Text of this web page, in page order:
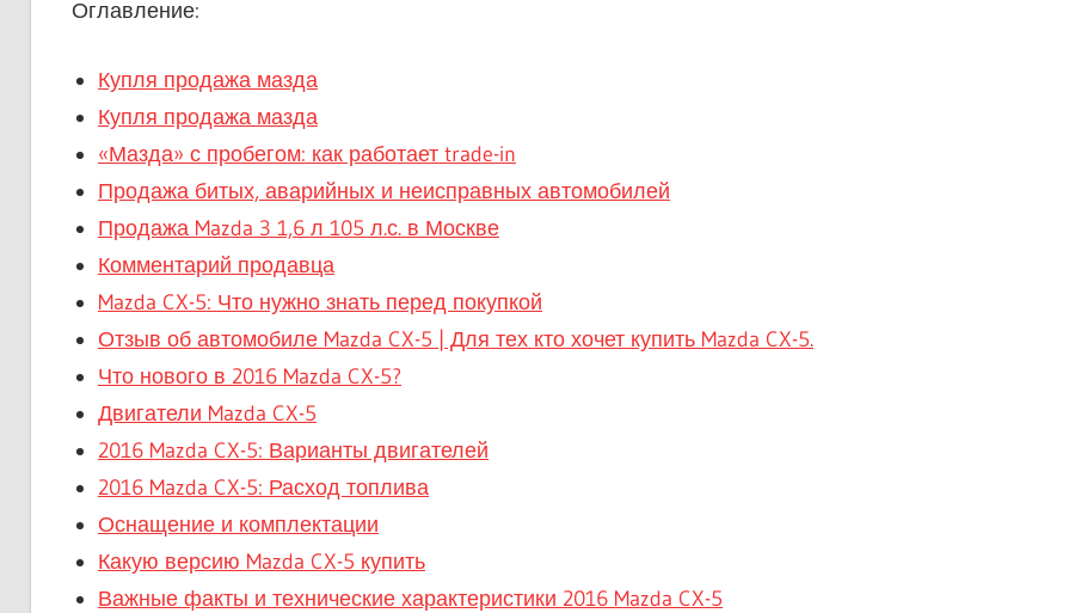
Оглавление:
Купля продажа мазда
Купля продажа мазда
«Мазда» с пробегом: как работает trade-in
Продажа битых, аварийных и неисправных автомобилей
Продажа Mazda 3 1,6 л 105 л.с. в Москве
Комментарий продавца
Mazda CX-5: Что нужно знать перед покупкой
Отзыв об автомобиле Mazda CX-5 | Для тех кто хочет купить Mazda CX-5.
Что нового в 2016 Mazda CX-5?
Двигатели Mazda CX-5
2016 Mazda CX-5: Варианты двигателей
2016 Mazda CX-5: Расход топлива
Оснащение и комплектации
Какую версию Mazda CX-5 купить
Важные факты и технические характеристики 2016 Mazda CX-5